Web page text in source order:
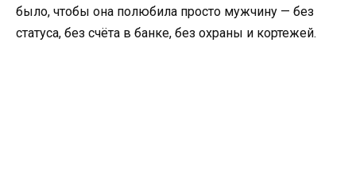
было, чтобы она полюбила просто мужчину — без
статуса, без счёта в банке, без охраны и кортежей.